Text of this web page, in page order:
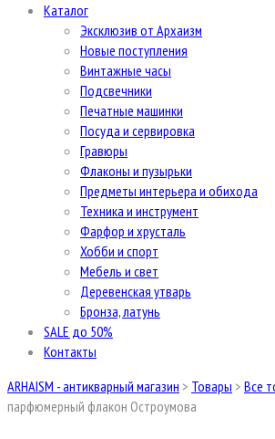
Каталог
Эксклюзив от Архаизм
Новые поступления
Винтажные часы
Подсвечники
Печатные машинки
Посуда и сервировка
Гравюры
Флаконы и пузырьки
Предметы интерьера и обихода
Техника и инструмент
Фарфор и хрусталь
Хобби и спорт
Мебель и свет
Деревенская утварь
Бронза, латунь
SALE до 50%
Контакты
ARHAISM - антикварный магазин > Товары > Все
парфюмерный флакон Остроумова